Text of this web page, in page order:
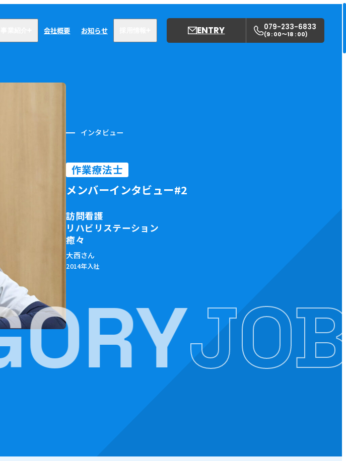
訪問看護リハビリステーション
会社概要 お知らせ ENTRY 079-233-6833
(9 : 00〜18 : 00)
インタビュー
作業療法士
メンバーインタビュー#2
訪問看護
リハビリステーション
癒々
大西さん
2014年入社
JOB